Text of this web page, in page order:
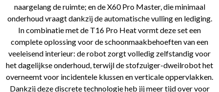
naargelang de ruimte; en de X60 Pro Master, die minimaal
onderhoud vraagt dankzij de automatische vulling en lediging.
In combinatie met de T16 Pro Heat vormt deze set een
complete oplossing voor de schoonmaakbehoeften van een
veeleisend interieur: de robot zorgt volledig zelfstandig voor
het dagelijkse onderhoud, terwijl de stofzuiger-dweilrobot het
overneemt voor incidentele klussen en verticale oppervlakken.
Dankzij deze discrete technologie heb jij meer tijd over voor